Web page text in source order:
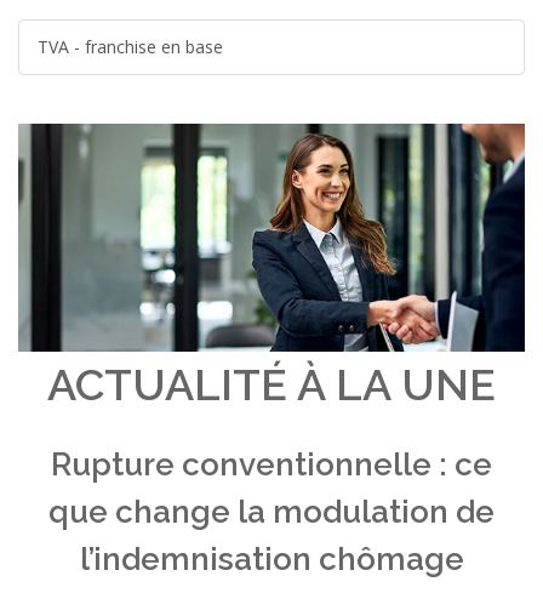
TVA - franchise en base
ACTUALITÉ À LA UNE
Rupture conventionnelle : ce
que change la modulation de
l’indemnisation chômage